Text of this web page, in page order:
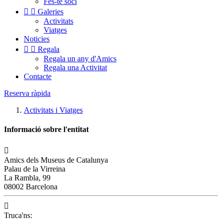
  Galeries
Activitats
Viatges
Noticies
  Regala
Regala un any d'Amics
Regala una Activitat
Contacte
Reserva ràpida
Activitats i Viatges
Informació sobre l'entitat

Amics dels Museus de Catalunya
Palau de la Virreina
La Rambla, 99
08002 Barcelona

Truca'ns: